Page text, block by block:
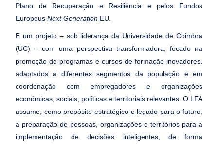
Plano de Recuperação e Resiliência e pelos Fundos
Europeus Next Generation EU.
É um projeto – sob liderança da Universidade de Coimbra
(UC) – com uma perspectiva transformadora, focado na
promoção de programas e cursos de formação inovadores,
adaptados a diferentes segmentos da população e em
coordenação com empregadores e organizações
económicas, sociais, políticas e territoriais relevantes. O LFA
assume, como propósito estratégico e legado para o futuro,
a preparação de pessoas, organizações e territórios para a
implementação de decisões inteligentes, de forma